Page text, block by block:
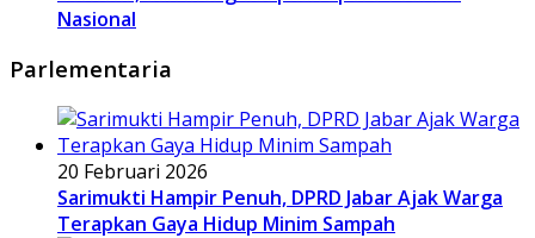
Nasional
Parlementaria
20 Februari 2026
Sarimukti Hampir Penuh, DPRD Jabar Ajak Warga
Terapkan Gaya Hidup Minim Sampah